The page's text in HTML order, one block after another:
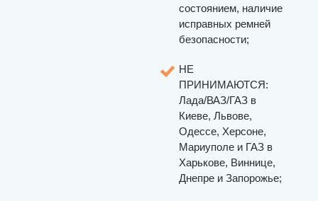
состоянием, наличие
исправных ремней
безопасности;
НЕ
ПРИНИМАЮТСЯ:
Лада/ВАЗ/ГАЗ в
Киеве, Львове,
Одессе, Херсоне,
Мариуполе и ГАЗ в
Харькове, Виннице,
Днепре и Запорожье;